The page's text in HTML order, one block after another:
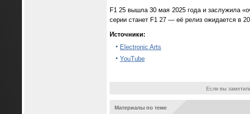
F1 25 вышла 30 мая 2025 года и заслужила
серии станет F1 27 — её релиз ожидается в
Источники:
Electronic Arts
YouTube
Если вы
Материалы по теме